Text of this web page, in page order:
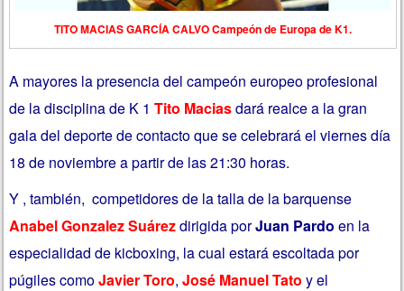
TITO MACIAS GARCÍA CALVO Campeón de Europa de K1.
A mayores la presencia del campeón europeo profesional
de la disciplina de K 1Tito Maciasdará realce a la gran
gala del deporte de contacto que se celebrará el viernes día
18 de noviembre a partir de las 21:30 horas.
Y , también, competidores de la talla de la barquense
Anabel Gonzalez Suárezdirigida porJuan Pardo en la
especialidad de kicboxing, la cual estará escoltada por
púgiles comoJavier Toro,José Manuel Tato y el